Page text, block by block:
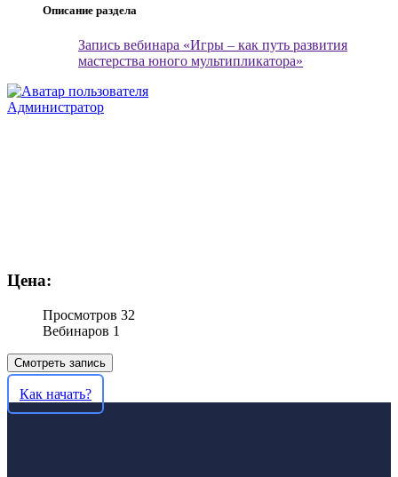
Описание раздела
Запись вебинара «Игры – как путь развития
мастерства юного мультипликатора»
Администратор
Цена:
Просмотров 32
Вебинаров 1
Смотреть запись
Как начать?